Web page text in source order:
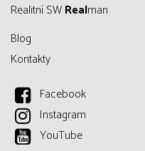
Realitní SWRealman
Blog
Kontakty
Facebook
Instagram
YouTube